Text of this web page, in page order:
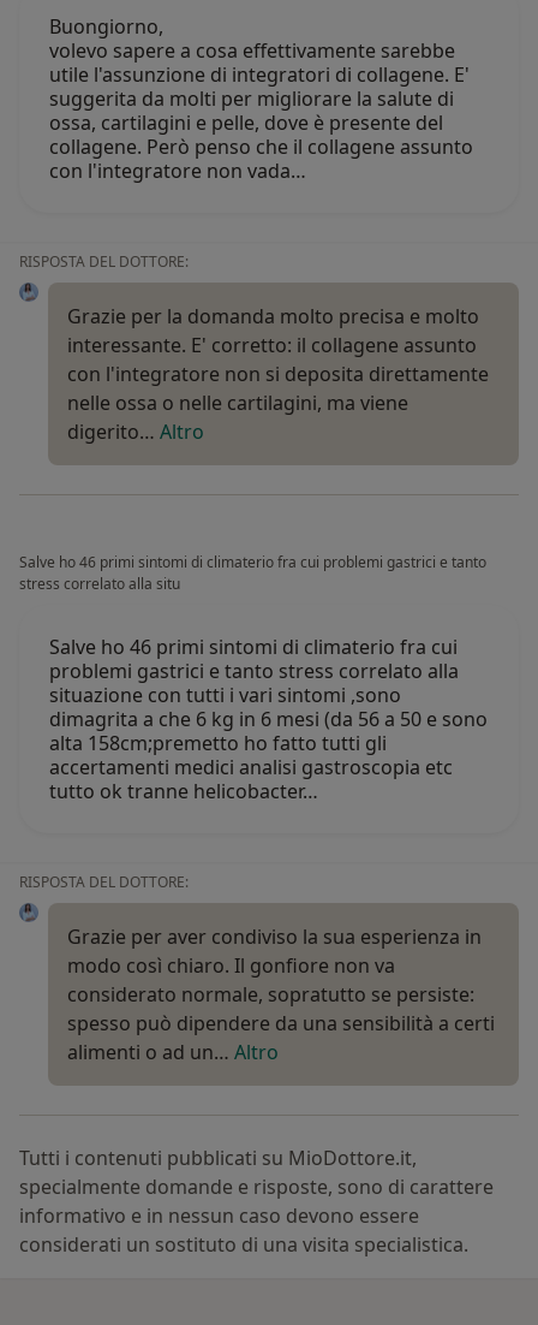
Buongiorno,
volevo sapere a cosa effettivamente sarebbe
utile l'assunzione di integratori di collagene. E'
suggerita da molti per migliorare la salute di
ossa, cartilagini e pelle, dove è presente del
collagene. Però penso che il collagene assunto
con l'integratore non vada…
RISPOSTA DEL DOTTORE:
Grazie per la domanda molto precisa e molto
interessante. E' corretto: il collagene assunto
con l'integratore non si deposita direttamente
nelle ossa o nelle cartilagini, ma viene
digerito… Altro
Salve ho 46 primi sintomi di climaterio fra cui problemi gastrici e tanto
stress correlato alla situ
Salve ho 46 primi sintomi di climaterio fra cui
problemi gastrici e tanto stress correlato alla
situazione con tutti i vari sintomi ,sono
dimagrita a che 6 kg in 6 mesi (da 56 a 50 e sono
alta 158cm;premetto ho fatto tutti gli
accertamenti medici analisi gastroscopia etc
tutto ok tranne helicobacter…
RISPOSTA DEL DOTTORE:
Grazie per aver condiviso la sua esperienza in
modo così chiaro. Il gonfiore non va
considerato normale, sopratutto se persiste:
spesso può dipendere da una sensibilità a certi
alimenti o ad un… Altro
Tutti i contenuti pubblicati su MioDottore.it,
specialmente domande e risposte, sono di carattere
informativo e in nessun caso devono essere
considerati un sostituto di una visita specialistica.